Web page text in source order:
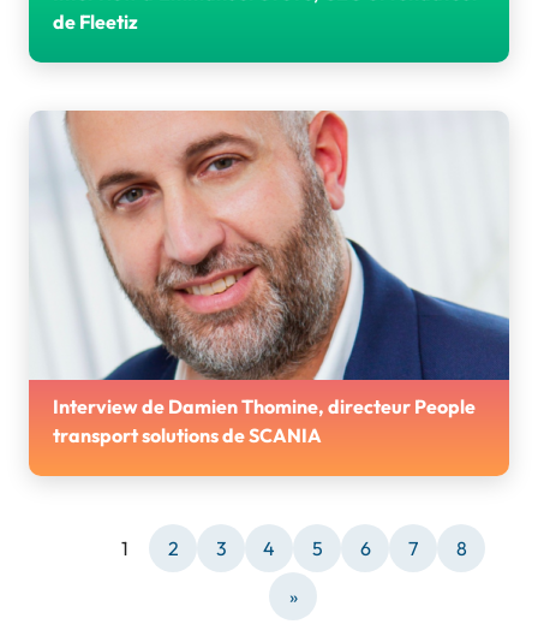
de Fleetiz
Retrouvez l'interview d'Emmanuel Greve, CEO de Fleetiz
Interview de Damien Thomine, directeur People
transport solutions de SCANIA
SCANIA est Partenaire Or des Journées AGIR 2026
1 2 3 4 5 6 7
8
»